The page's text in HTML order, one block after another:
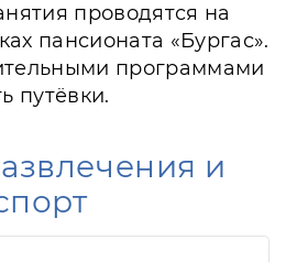
проводятся на
пансионата «Бургас».
программами
путёвки.
и